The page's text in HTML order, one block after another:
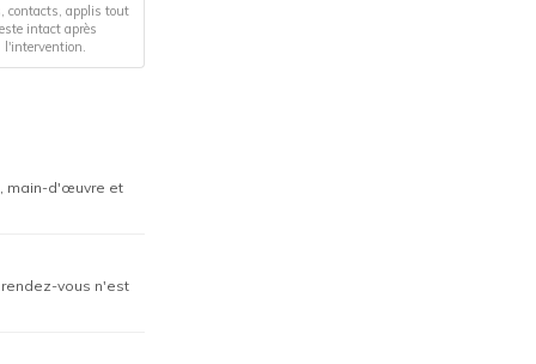
contacts, applis tout
intact après
l'intervention.
main-d'œuvre et
vous n'est